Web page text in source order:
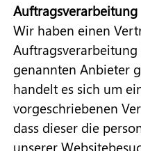
Auftragsverarbeitung
Wir haben einen
genannten Anbieter
handelt es sich um
vorgeschriebenen
dass dieser die
unserer